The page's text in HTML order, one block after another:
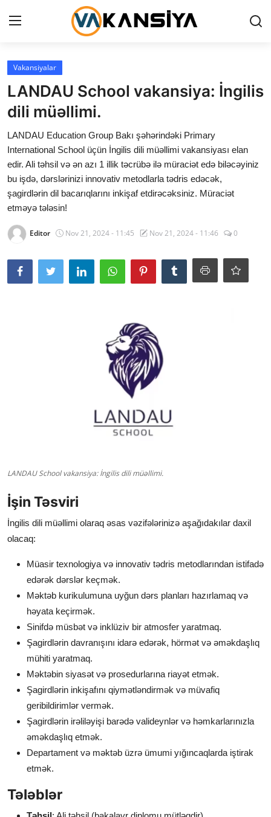
Login
Maliyyə
Əlaqə
Xəbərlər
AZ
Vakansiyalar
LANDAU School vakansiya: İngilis
dili müəllimi.
LANDAU Education Group Bakı şəhərindəki Primary
International School üçün İngilis dili müəllimi vakansiyası elan
edir. Ali təhsil və ən azı 1 illik təcrübə ilə müraciət edə biləcəyiniz
bu işdə, dərslərinizi innovativ metodlarla tədris edəcək,
şagirdlərin dil bacarıqlarını inkişaf etdirəcəksiniz. Müraciət
etməyə tələsin!
Editor Nov 21, 2024 - 11:45 Nov 21, 2024 - 11:46 0
LANDAU School vakansiya: İngilis dili müəllimi.
İşin Təsviri
İngilis dili müəllimi olaraq əsas vəzifələrinizə aşağıdakılar daxil
olacaq:
Müasir texnologiya və innovativ tədris metodlarından istifadə
edərək dərslər keçmək.
Məktəb kurikulumuna uyğun dərs planları hazırlamaq və
həyata keçirmək.
Sinifdə müsbət və inklüziv bir atmosfer yaratmaq.
Şagirdlərin davranışını idarə edərək, hörmət və əməkdaşlıq
mühiti yaratmaq.
Məktəbin siyasət və prosedurlarına riayət etmək.
Şagirdlərin inkişafını qiymətləndirmək və müvafiq
geribildirimlər vermək.
Şagirdlərin irəliləyişi barədə valideynlər və həmkarlarınızla
əməkdaşlıq etmək.
Departament və məktəb üzrə ümumi yığıncaqlarda iştirak
etmək.
Tələblər